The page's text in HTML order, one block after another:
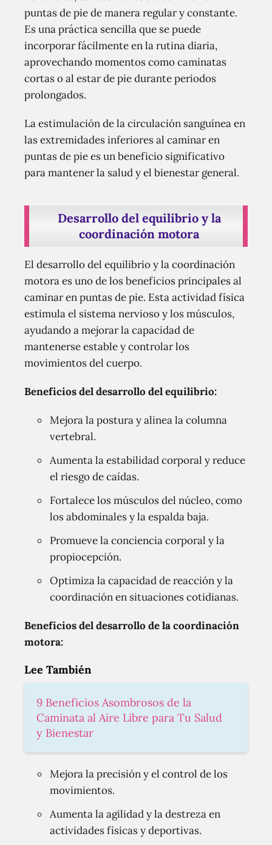
puntas de pie de manera regular y constante.
Es una práctica sencilla que se puede
incorporar fácilmente en la rutina diaria,
aprovechando momentos como caminatas
cortas o al estar de pie durante periodos
prolongados.
La estimulación de la circulación sanguínea en
las extremidades inferiores al caminar en
puntas de pie es un beneficio significativo
para mantener la salud y el bienestar general.
Desarrollo del equilibrio y la
coordinación motora
El desarrollo del equilibrio y la coordinación
motora es uno de los beneficios principales al
caminar en puntas de pie. Esta actividad física
estimula el sistema nervioso y los músculos,
ayudando a mejorar la capacidad de
mantenerse estable y controlar los
movimientos del cuerpo.
Beneficios del desarrollo del equilibrio:
Mejora la postura y alinea la columna
vertebral.
Aumenta la estabilidad corporal y reduce
el riesgo de caídas.
Fortalece los músculos del núcleo, como
los abdominales y la espalda baja.
Promueve la conciencia corporal y la
propiocepción.
Optimiza la capacidad de reacción y la
coordinación en situaciones cotidianas.
Beneficios del desarrollo de la coordinación
motora:
Lee También
9 Beneficios Asombrosos de la
Caminata al Aire Libre para Tu Salud
y Bienestar
Mejora la precisión y el control de los
movimientos.
Aumenta la agilidad y la destreza en
actividades físicas y deportivas.